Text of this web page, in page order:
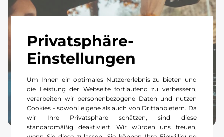
Privatsphäre-
Einstellungen
Um Ihnen ein optimales Nutzererlebnis zu bieten und
die Leistung der Webseite fortlaufend zu verbessern,
verarbeiten wir personenbezogene Daten und nutzen
Cookies - sowohl eigene als auch von Drittanbietern. Da
wir Ihre Privatsphäre schätzen, sind diese
standardmäßig deaktiviert. Wir würden uns freuen,